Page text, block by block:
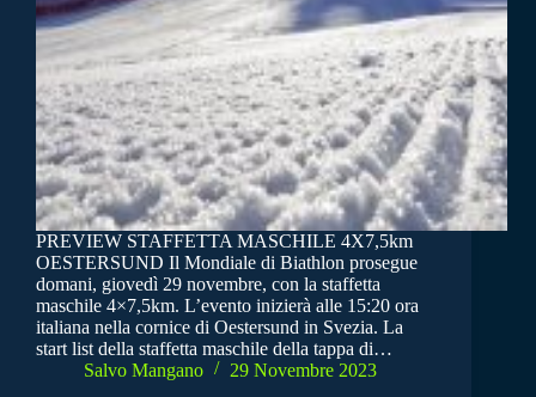
PREVIEW STAFFETTA MASCHILE 4X7,5km
OESTERSUND Il Mondiale di Biathlon prosegue
domani, giovedì 29 novembre, con la staffetta
maschile 4×7,5km. L’evento inizierà alle 15:20 ora
italiana nella cornice di Oestersund in Svezia. La
start list della staffetta maschile della tappa di…
Salvo Mangano
29 Novembre 2023